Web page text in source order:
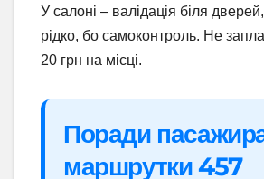
У салоні – валідація біля
рідко, бо самоконтроль. Не
20 грн на місці.
Поради
маршрутки 457